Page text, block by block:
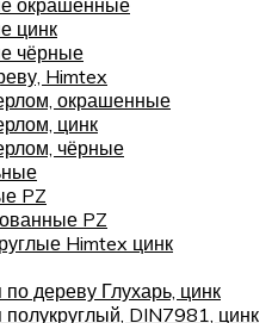
цинк
чёрные
Himtex
окрашенные
цинк
чёрные
PZ
PZ
Himtex цинк
дереву Глухарь, цинк
DIN7981, цинк